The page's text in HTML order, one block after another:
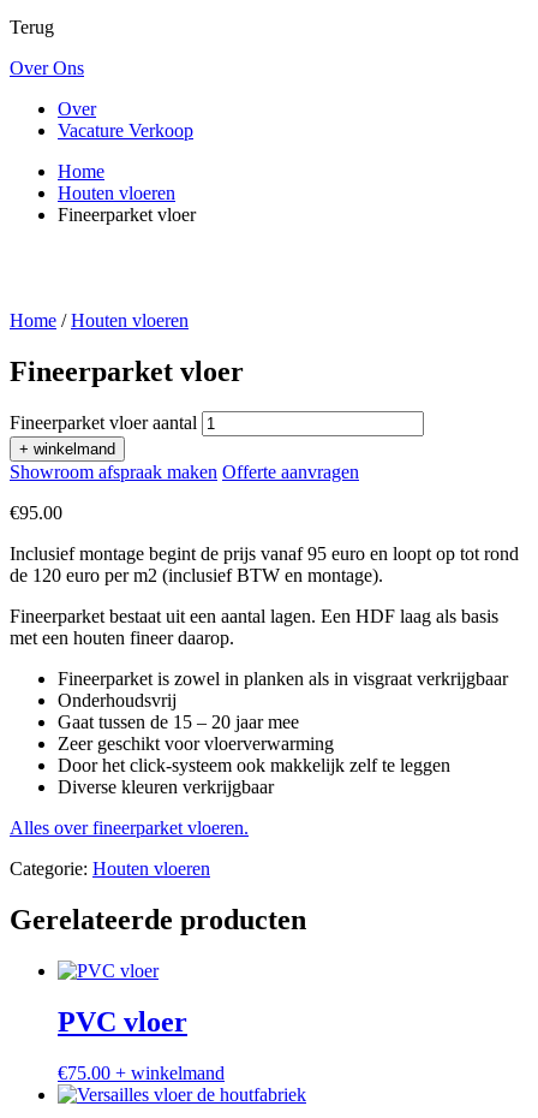
Terug
Over Ons
Over
Vacature Verkoop
Home
Houten vloeren
Fineerparket vloer
Home /Houten vloeren
Fineerparket vloer
Fineerparket vloer aantal
+ winkelmand
Showroom afspraak maken Offerte aanvragen
€95.00
Inclusief montage begint de prijs vanaf 95 euro en loopt op tot rond
de 120 euro per m2 (inclusief BTW en montage).
Fineerparket bestaat uit een aantal lagen. Een HDF laag als basis
met een houten fineer daarop.
Fineerparket is zowel in planken als in visgraat verkrijgbaar
Onderhoudsvrij
Gaat tussen de 15 – 20 jaar mee
Zeer geschikt voor vloerverwarming
Door het click-systeem ook makkelijk zelf te leggen
Diverse kleuren verkrijgbaar
Alles over fineerparket vloeren.
Categorie: Houten vloeren
Gerelateerde producten
PVC vloer
€75.00 + winkelmand